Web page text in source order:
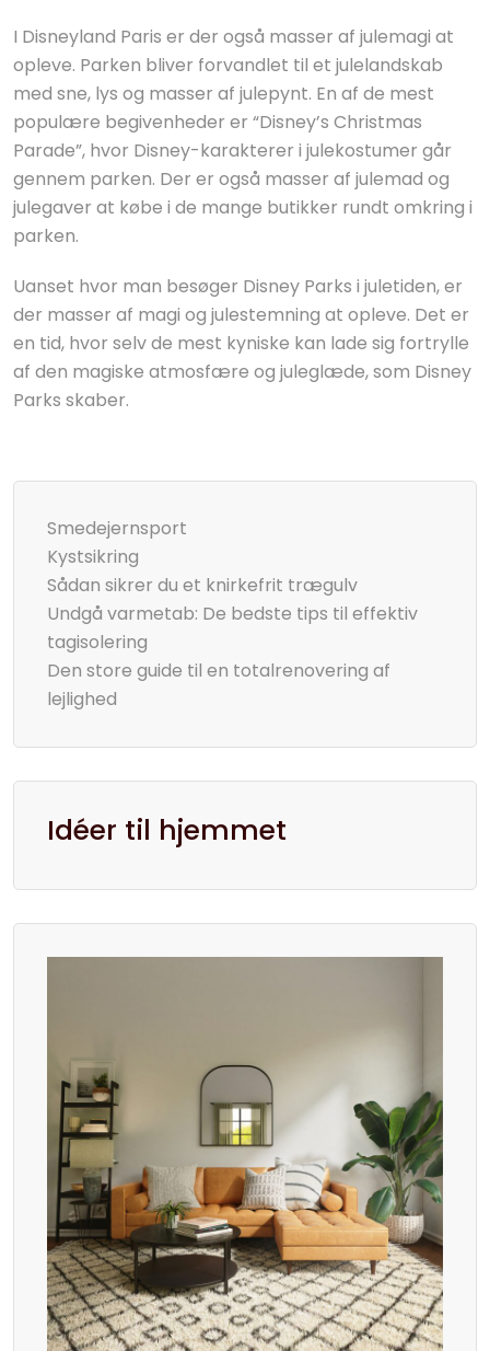
I Disneyland Paris er der også masser af julemagi at
opleve. Parken bliver forvandlet til et julelandskab
med sne, lys og masser af julepynt. En af de mest
populære begivenheder er “Disney’s Christmas
Parade”, hvor Disney-karakterer i julekostumer går
gennem parken. Der er også masser af julemad og
julegaver at købe i de mange butikker rundt omkring i
parken.
Uanset hvor man besøger Disney Parks i juletiden, er
der masser af magi og julestemning at opleve. Det er
en tid, hvor selv de mest kyniske kan lade sig fortrylle
af den magiske atmosfære og juleglæde, som Disney
Parks skaber.
Smedejernsport
Kystsikring
Sådan sikrer du et knirkefrit trægulv
Undgå varmetab: De bedste tips til effektiv
tagisolering
Den store guide til en totalrenovering af
lejlighed
Idéer til hjemmet